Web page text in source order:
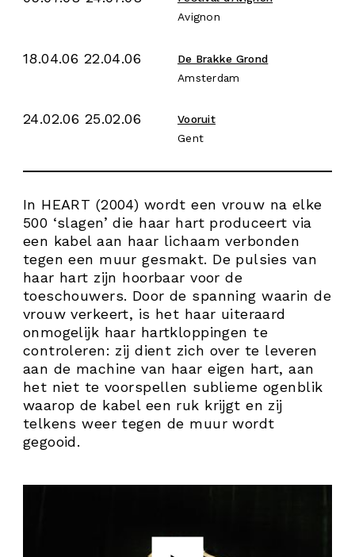
Avignon
18.04.06 22.04.06
De Brakke Grond
Amsterdam
24.02.06 25.02.06
Vooruit
Gent
In HEART (2004) wordt een vrouw na elke
500 ‘slagen’ die haar hart produceert via
een kabel aan haar lichaam verbonden
tegen een muur gesmakt. De pulsies van
haar hart zijn hoorbaar voor de
toeschouwers. Door de spanning waarin de
vrouw verkeert, is het haar uiteraard
onmogelijk haar hartkloppingen te
controleren: zij dient zich over te leveren
aan de machine van haar eigen hart, aan
het niet te voorspellen sublieme ogenblik
waarop de kabel een ruk krijgt en zij
telkens weer tegen de muur wordt
gegooid.